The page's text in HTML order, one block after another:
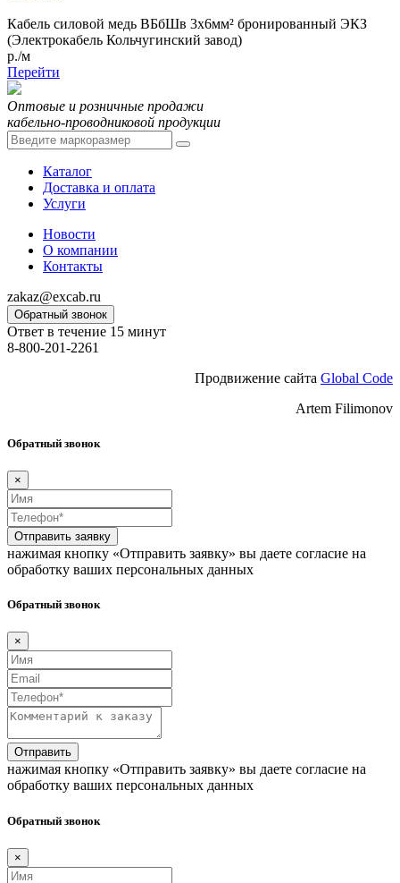
Кабель силовой медь ВБбШв 3x6мм² бронированный ЭКЗ
(Электрокабель Кольчугинский завод)
р./м
Перейти
Оптовые и розничные продажи
кабельно-проводниковой продукции
Каталог
Доставка и оплата
Услуги
Новости
О компании
Контакты
zakaz@excab.ru
Обратный звонок
Ответ в течение 15 минут
8-800-201-2261
Продвижение сайта Global Code
Artem Filimonov
Обратный звонок
×
Отправить заявку
нажимая кнопку «Отправить заявку» вы даете согласие на
обработку ваших персональных данных
Обратный звонок
×
Отправить
нажимая кнопку «Отправить заявку» вы даете согласие на
обработку ваших персональных данных
Обратный звонок
×